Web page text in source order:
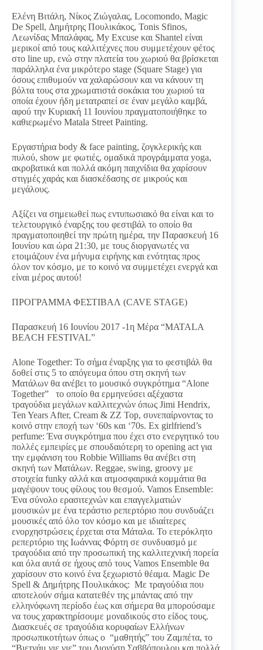
Ελένη Βιτάλη, Νίκος Ζιώγαλας, Locomondo, Magic
De Spell, Δημήτρης Πουλικάκος, Tonis Sfinos,
Λεωνίδας Μπαλάφας, My Excuse και Shantel είναι
μερικοί από τους καλλιτέχνες που συμμετέχουν φέτος
στο line up, ενώ στην πλατεία του χωριού θα βρίσκεται
παράλληλα ένα μικρότερο stage (Square Stage) για
όσους επιθυμούν να χαλαρώσουν και να κάνουν τη
βόλτα τους στα χρωματιστά σοκάκια του χωριού τα
οποία έχουν ήδη μετατραπεί σε έναν μεγάλο καμβά,
αφού την Κυριακή 11 Ιουνίου πραγματοποιήθηκε το
καθιερωμένο Matala Street Painting.
Εργαστήρια body & face painting, ζογκλερικής και
πυλού, show με φωτιές, ομαδικά προγράμματα yoga,
ακροβατικά και πολλά ακόμη παιχνίδια θα χαρίσουν
στιγμές χαράς και διασκέδασης σε μικρούς και
μεγάλους.
Αξίζει να σημειωθεί πως εντυπωσιακό θα είναι και το
τελετουργικό έναρξης του φεστιβάλ το οποίο θα
πραγματοποιηθεί την πρώτη ημέρα, την Παρασκευή 16
Ιουνίου και ώρα 21:30, με τους διοργανωτές να
ετοιμάζουν ένα μήνυμα ειρήνης και ενότητας προς
όλον τον κόσμο, με το κοινό να συμμετέχει ενεργά και
είναι μέρος αυτού!
ΠΡΟΓΡΑΜΜΑ ΦΕΣΤΙΒΑΛ (CAVE STAGE)
Παρασκευή 16 Ιουνίου 2017 -1η Μέρα “MATALA
BEACH FESTIVAL”
Alone Together: Το σήμα έναρξης για το φεστιβάλ θα
δοθεί στις 5 το απόγευμα όπου στη σκηνή των
Ματάλων θα ανέβει το μουσικό συγκρότημα “Alone
Together” το οποίο θα ερμηνεύσει αξέχαστα
τραγούδια μεγάλων καλλιτεχνών όπως Jimi Hendrix,
Ten Years After, Cream & ZZ Top, συνεπαίρνοντας το
κοινό στην εποχή των ‘60s και ‘70s. Ex girlfriend’s
perfume: Ένα συγκρότημα που έχει στο ενεργητικό του
πολλές εμπειρίες με σπουδαιότερη το opening act για
την εμφάνιση του Robbie Williams θα ανέβει στη
σκηνή των Ματάλων. Reggae, swing, groovy με
στοιχεία funky αλλά και ατμοσφαιρικά κομμάτια θα
μαγέψουν τους φίλους του θεσμού. Vamos Ensemble:
Ένα σύνολο ερασιτεχνών και επαγγελματιών
μουσικών με ένα τεράστιο ρεπερτόριο που συνδυάζει
μουσικές από όλο τον κόσμο και με ιδιαίτερες
ενορχηστρώσεις έρχεται στα Μάταλα. Το ετερόκλητο
ρεπερτόριο της Ιωάννας Φόρτη σε συνδυασμό με
τραγούδια από την προσωπική της καλλιτεχνική πορεία
και όλα αυτά σε ήχους από τους Vamos Ensemble θα
χαρίσουν στο κοινό ένα ξεχωριστό θέαμα. Magic De
Spell & Δημήτρης Πουλικάκος: Με τραγούδια που
αποτελούν σήμα κατατεθέν της μπάντας από την
ελληνόφωνη περίοδο έως και σήμερα θα μπορούσαμε
να τους χαρακτηρίσουμε μοναδικούς στο είδος τους.
Διασκευές σε τραγούδια κορυφαίων Ελλήνων
προσωπικοτήτων όπως ο “μαθητής” του Ζαμπέτα, το
“Βιετνάμ γιε γιε” του Διονύση Σαββόπουλου και πολλά